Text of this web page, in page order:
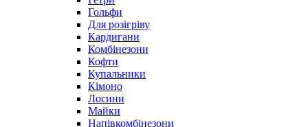
Гольфи
Для розігріву
Кардигани
Комбінезони
Кофти
Купальники
Кімоно
Лосини
Майки
Напівкомбінезони